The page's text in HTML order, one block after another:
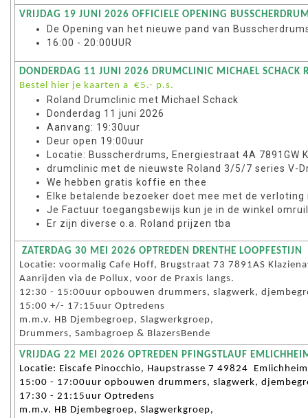
VRIJDAG 19 JUNI 2026 OFFICIELE OPENING
De Opening van het nieuwe pand van Busscherdrums
16:00 - 20:00UUR
DONDERDAG 11 JUNI 2026 DRUMCLINIC MICHAEL SCHACK
Bestel hier je kaarten a €5.- p.s.
Roland Drumclinic met Michael Schack
Donderdag 11 juni 2026
Aanvang: 19:30uur
Deur open 19:00uur
Locatie: Busscherdrums, Energiestraat 4A 7891GW
drumclinic met de nieuwste Roland 3/5/7 series V-
We hebben gratis koffie en thee
Elke betalende bezoeker doet mee met de verloting
Je Factuur toegangsbewijs kun je in de winkel
Er zijn diverse o.a. Roland prijzen tba
ZATERDAG 30 MEI 2026 OPTREDEN DRENTHE LOOPFESTIJN
Locatie: voormalig Cafe Hoff, Brugstraat 73 7891AS
Aanrijden via de Pollux, voor de Praxis langs.
12:30 - 15:00uur opbouwen drummers, slagwerk,
15:00 +/- 17:15uur Optredens
m.m.v. HB Djembegroep, Slagwerkgroep,
Drummers, Sambagroep & BlazersBende
VRIJDAG 22 MEI 2026 OPTREDEN PFINGSTLAUF
Locatie: Eiscafe Pinocchio, Haupstrasse 7 49824 Emlichheim
15:00 - 17:00uur opbouwen drummers, slagwerk,
17:30 - 21:15uur Optredens
m.m.v. HB Djembegroep, Slagwerkgroep,